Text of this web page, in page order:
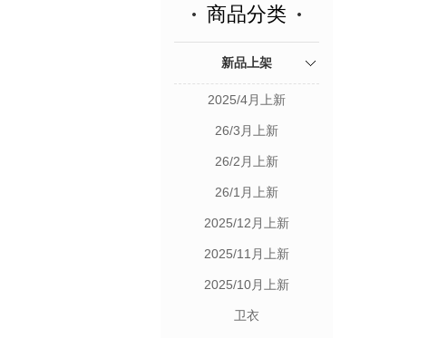
商品分类
新品上架
2025/4月上新
26/3月上新
26/2月上新
26/1月上新
2025/12月上新
2025/11月上新
2025/10月上新
卫衣